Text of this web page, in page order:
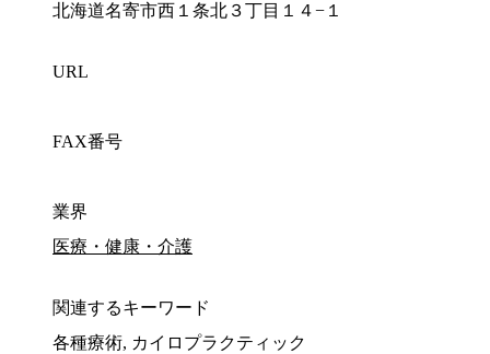
北海道名寄市西１条北３丁目１４−１
URL
FAX番号
業界
医療・健康・介護
関連するキーワード
各種療術, カイロプラクティック